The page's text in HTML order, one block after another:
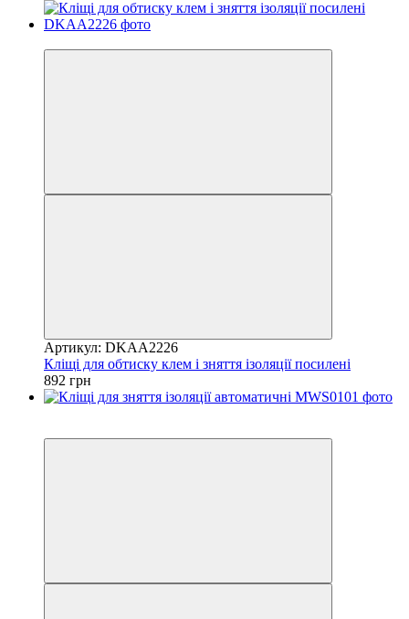
Артикул: DKAA2226
Кліщі для обтиску клем і зняття ізоляції посилені
892 грн